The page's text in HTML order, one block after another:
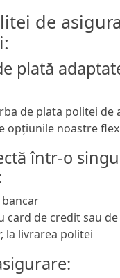
de
plată
de plata politei de
opțiunile noastre
într-o
card de credit sau
la livrarea politei